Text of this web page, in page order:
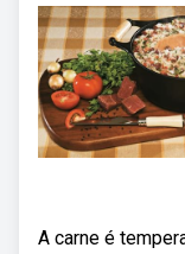
A carne é